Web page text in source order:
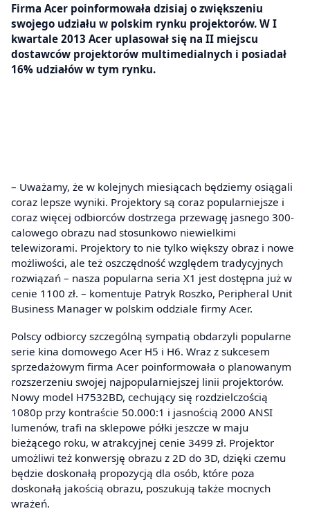
Firma Acer poinformowała dzisiaj o zwiększeniu
swojego udziału w polskim rynku projektorów. W I
kwartale 2013 Acer uplasował się na II miejscu
dostawców projektorów multimedialnych i posiadał
16% udziałów w tym rynku.
– Uważamy, że w kolejnych miesiącach będziemy osiągali
coraz lepsze wyniki. Projektory są coraz popularniejsze i
coraz więcej odbiorców dostrzega przewagę jasnego 300-
calowego obrazu nad stosunkowo niewielkimi
telewizorami. Projektory to nie tylko większy obraz i nowe
możliwości, ale też oszczędność względem tradycyjnych
rozwiązań – nasza popularna seria X1 jest dostępna już w
cenie 1100 zł. – komentuje Patryk Roszko, Peripheral Unit
Business Manager w polskim oddziale firmy Acer.
Polscy odbiorcy szczególną sympatią obdarzyli popularne
serie kina domowego Acer H5 i H6. Wraz z sukcesem
sprzedażowym firma Acer poinformowała o planowanym
rozszerzeniu swojej najpopularniejszej linii projektorów.
Nowy model H7532BD, cechujący się rozdzielczością
1080p przy kontraście 50.000:1 i jasnością 2000 ANSI
lumenów, trafi na sklepowe półki jeszcze w maju
bieżącego roku, w atrakcyjnej cenie 3499 zł. Projektor
umożliwi też konwersję obrazu z 2D do 3D, dzięki czemu
będzie doskonałą propozycją dla osób, które poza
doskonałą jakością obrazu, poszukują także mocnych
wrażeń.